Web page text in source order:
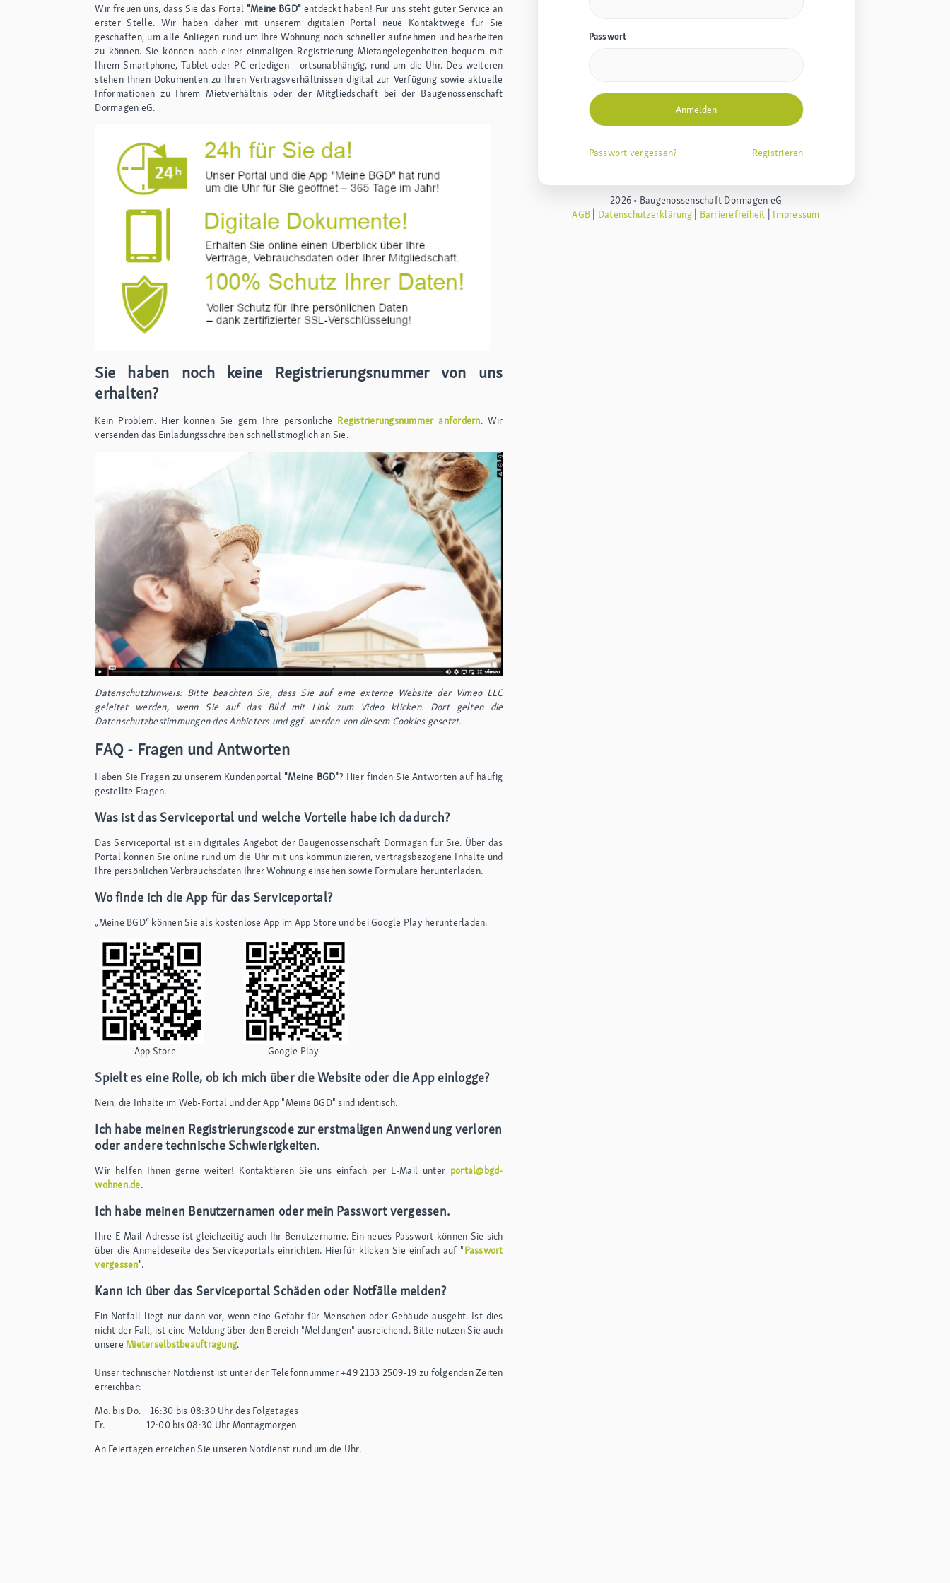
Wir freuen uns, dass Sie das Portal "Meine BGD" entdeckt haben! Für uns steht guter Service an
erster Stelle. Wir haben daher mit unserem digitalen Portal neue Kontaktwege für Sie
geschaffen, um alle Anliegen rund um Ihre Wohnung noch schneller aufnehmen und bearbeiten
zu können. Sie können nach einer einmaligen Registrierung Mietangelegenheiten bequem mit
Ihrem Smartphone, Tablet oder PC erledigen - ortsunabhängig, rund um die Uhr. Des weiteren
stehen Ihnen Dokumenten zu Ihren Vertragsverhältnissen digital zur Verfügung sowie aktuelle
Informationen zu Ihrem Mietverhältnis oder der Mitgliedschaft bei der Baugenossenschaft
Dormagen eG.
Sie haben noch keine Registrierungsnummer von uns
erhalten?
Kein Problem. Hier können Sie gern Ihre persönliche Registrierungsnummer anfordern. Wir
versenden das Einladungsschreiben schnellstmöglich an Sie.
Datenschutzhinweis: Bitte beachten Sie, dass Sie auf eine externe Website der Vimeo LLC
geleitet werden, wenn Sie auf das Bild mit Link zum Video klicken. Dort gelten die
Datenschutzbestimmungen des Anbieters und ggf. werden von diesem Cookies gesetzt.
FAQ - Fragen und Antworten
Haben Sie Fragen zu unserem Kundenportal "Meine BGD"? Hier finden Sie Antworten auf häufig
gestellte Fragen.
Was ist das Serviceportal und welche Vorteile habe ich dadurch?
Das Serviceportal ist ein digitales Angebot der Baugenossenschaft Dormagen für Sie. Über das
Portal können Sie online rund um die Uhr mit uns kommunizieren, vertragsbezogene Inhalte und
Ihre persönlichen Verbrauchsdaten Ihrer Wohnung einsehen sowie Formulare herunterladen.
Wo finde ich die App für das Serviceportal?
„Meine BGD“ können Sie als kostenlose App im App Store und bei Google Play herunterladen.
App Store Google Play
Spielt es eine Rolle, ob ich mich über die Website oder die App einlogge?
Nein, die Inhalte im Web-Portal und der App "Meine BGD" sind identisch.
Ich habe meinen Registrierungscode zur erstmaligen Anwendung verloren
oder andere technische Schwierigkeiten.
Wir helfen Ihnen gerne weiter! Kontaktieren Sie uns einfach per E-Mail unter portal@bgd-
wohnen.de.
Ich habe meinen Benutzernamen oder mein Passwort vergessen.
Ihre E-Mail-Adresse ist gleichzeitig auch Ihr Benutzername. Ein neues Passwort können Sie sich
über die Anmeldeseite des Serviceportals einrichten. Hierfür klicken Sie einfach auf "Passwort
vergessen".
Kann ich über das Serviceportal Schäden oder Notfälle melden?
Ein Notfall liegt nur dann vor, wenn eine Gefahr für Menschen oder Gebäude ausgeht. Ist dies
nicht der Fall, ist eine Meldung über den Bereich "Meldungen" ausreichend. Bitte nutzen Sie auch
unsereMieterselbstbeauftragung.
Unser technischer Notdienst ist unter der Telefonnummer +49 2133 2509-19 zu folgenden Zeiten
erreichbar:
Mo. bis Do. 16:30 bis 08:30 Uhr des Folgetages
Fr. 12:00 bis 08:30 Uhr Montagmorgen
An Feiertagen erreichen Sie unseren Notdienst rund um die Uhr.
Passwort
Passwort vergessen? Registrieren
2026 • Baugenossenschaft Dormagen eG
AGB
Datenschutzerklärung| Barrierefreiheit Impressum